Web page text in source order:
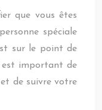
que vous êtes
spéciale
sur le point de
est important de
de suivre votre